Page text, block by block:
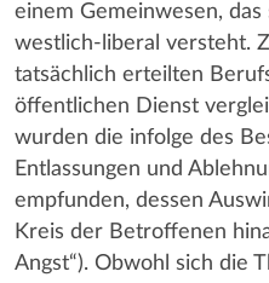
einem Gemeinwesen, das
westlich-liberal versteht.
tatsächlich erteilten
öffentlichen Dienst
wurden die infolge des
Entlassungen und
empfunden, dessen
Kreis der Betroffenen
Angst“). Obwohl sich die